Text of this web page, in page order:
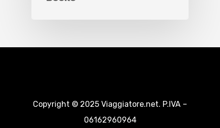
Copyright © 2025 Viaggiatore.net. P.IVA –
06162960964